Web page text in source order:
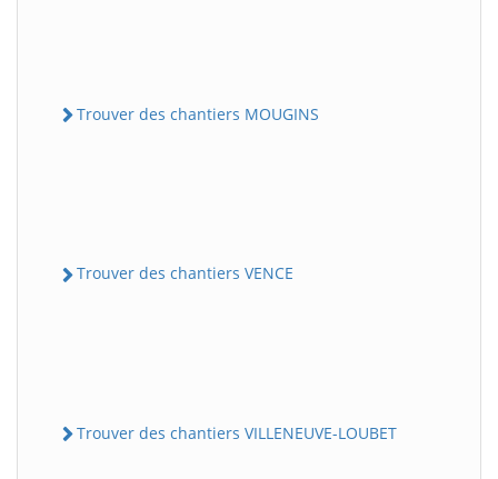
Trouver des chantiers MOUGINS
Trouver des chantiers VENCE
Trouver des chantiers VILLENEUVE-LOUBET